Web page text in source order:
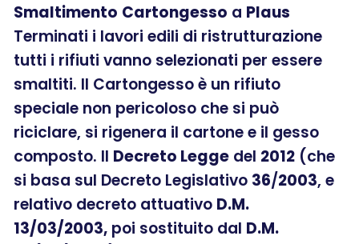
Smaltimento Cartongesso a Plaus
Terminati i lavori edili di ristrutturazione
tutti i rifiuti vanno selezionati per essere
smaltiti. Il Cartongesso è un rifiuto
speciale non pericoloso che si può
riciclare, si rigenera il cartone e il gesso
composto. Il Decreto Legge del 2012 (che
si basa sul Decreto Legislativo 36/2003, e
relativo decreto attuativo D.M.
13/03/2003, poi sostituito dal D.M.